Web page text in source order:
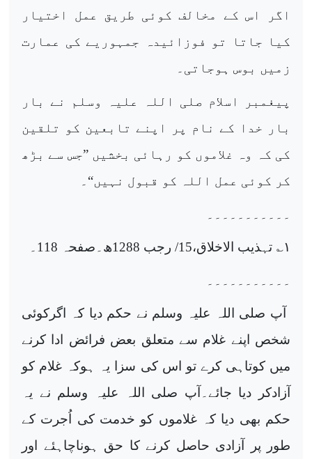
اگر اس کے مخالف کوئی طریق عمل اختیار
کیا جاتا تو فوزائیدہ جمہوریے کی عمارت
زمیں بوس ہوجاتی۔
پیغمبر اسلام صلی اللہ علیہ وسلم نے بار
بار خدا کے نام پر اپنے تابعین کو تلقین
کی کہ وہ غلاموں کو رہائی بخشیں ”جس سے بڑھ
کر کوئی عمل اللہ کو قبول نہیں“۔
۔۔۔۔۔۔۔۔۔۔۔
۱؎ تہذیب الاخلاق،15/ رجب 1288ھ۔صفحہ 118۔
۔۔۔۔۔۔۔۔۔۔۔
آپ صلی اللہ علیہ وسلم نے حکم دیا کہ اگرکوئی
شخص اپنے غلام سے متعلق بعض فرائض ادا کرنے
میں کوتاہی کرے تو اس کی سزا یہ ہوکہ غلام کو
آزادکر دیا جائے۔آپ صلی اللہ علیہ وسلم نے یہ
حکم بھی دیا کہ غلاموں کو خدمت کی اُجرت کے
طور پر آزادی حاصل کرنے کا حق ہوناچاہئے اور